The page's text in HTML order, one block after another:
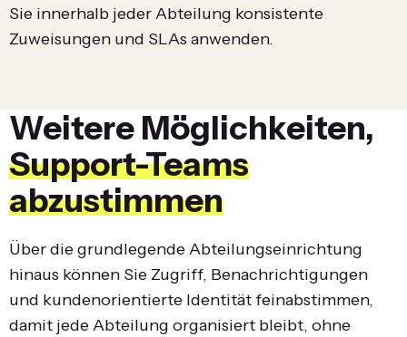
Sie innerhalb jeder Abteilung konsistente
Zuweisungen und SLAs anwenden.
Weitere Möglichkeiten,
Support-Teams
abzustimmen
Über die grundlegende Abteilungseinrichtung
hinaus können Sie Zugriff, Benachrichtigungen
und kundenorientierte Identität feinabstimmen,
damit jede Abteilung organisiert bleibt, ohne